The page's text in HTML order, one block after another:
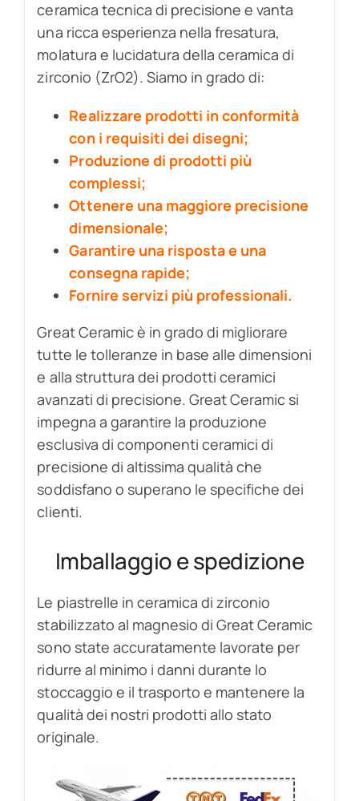
ceramica tecnica di precisione e vanta
una ricca esperienza nella fresatura,
molatura e lucidatura della ceramica di
zirconio (ZrO2). Siamo in grado di:
Realizzare prodotti in conformità
con i requisiti dei disegni;
Produzione di prodotti più
complessi;
Ottenere una maggiore precisione
dimensionale;
Garantire una risposta e una
consegna rapide;
Fornire servizi più professionali.
Great Ceramic è in grado di migliorare
tutte le tolleranze in base alle dimensioni
e alla struttura dei prodotti ceramici
avanzati di precisione. Great Ceramic si
impegna a garantire la produzione
esclusiva di componenti ceramici di
precisione di altissima qualità che
soddisfano o superano le specifiche dei
clienti.
Imballaggio e spedizione
Le piastrelle in ceramica di zirconio
stabilizzato al magnesio di Great Ceramic
sono state accuratamente lavorate per
ridurre al minimo i danni durante lo
stoccaggio e il trasporto e mantenere la
qualità dei nostri prodotti allo stato
originale.